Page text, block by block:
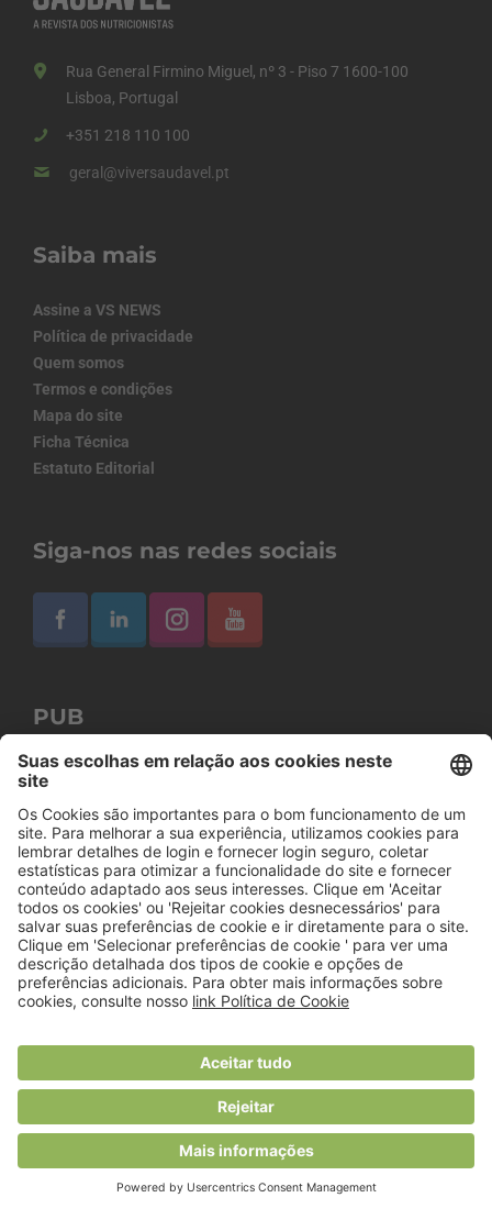
Rua General Firmino Miguel, nº 3 - Piso 7 1600-100
Lisboa, Portugal
+351 218 110 100
geral@viversaudavel.pt
Saiba mais
Assine a VS NEWS
Política de privacidade
Quem somos
Termos e condições
Mapa do site
Ficha Técnica
Estatuto Editorial
Siga-nos nas redes sociais
PUB
© 2018 Viver Saudável
O portal dos profissionais de nutrição